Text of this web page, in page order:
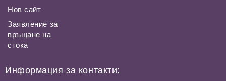
Нов сайт
Заявление за
връщане на
стока
Информация за контакти: